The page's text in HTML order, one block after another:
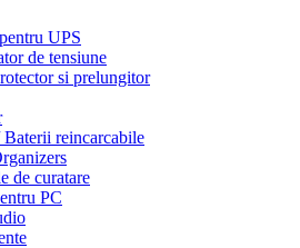
UPS
de tensiune
si prelungitor
reincarcabile
de curatare
PC